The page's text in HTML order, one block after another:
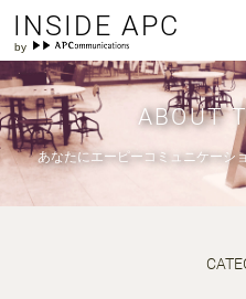
INSIDE APC
ABOUT
あなたにエーピーコミュニケーシ